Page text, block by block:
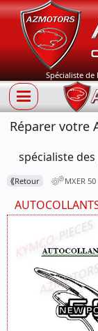
Spécialiste
Réparer votre
spécialiste des
⟪Retour MXER 50